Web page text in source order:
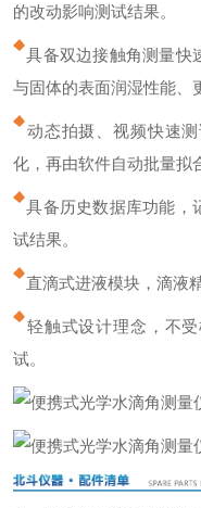
的改动影响测试结果。
具备双边接触角测量快
与固体的表面润湿性能、
动态拍摄、视频快速
化，再由软件自动批量拟
具备历史数据库功能，
试结果。
直滴式进液模块，滴液
轻触式设计理念，不
试。